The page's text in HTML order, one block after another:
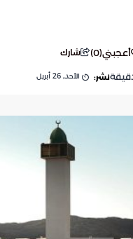
أعجبني(
0
) شارك
نشر: الأحد, 26 أبريل